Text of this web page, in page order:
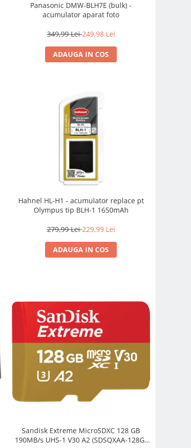
Panasonic DMW-BLH7E (bulk) -
acumulator aparat foto
349,99 Lei249,98 Lei
ADAUGA IN COS
Hahnel HL-H1 - acumulator replace pt
Olympus tip BLH-1 1650mAh
279,99 Lei229,99 Lei
ADAUGA IN COS
Sandisk Extreme MicroSDXC 128 GB
190MB/s UHS-1 V30 A2 (SDSQXAA-128G-